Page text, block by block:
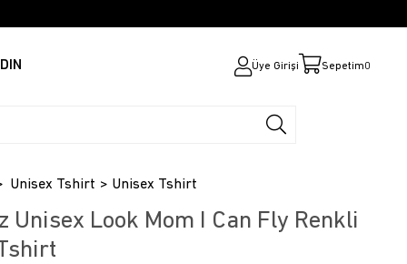
Üye Girişi Sepetim0
Unisex Tshirt Unisex Tshirt
Unisex Look Mom I Can Fly Renkli